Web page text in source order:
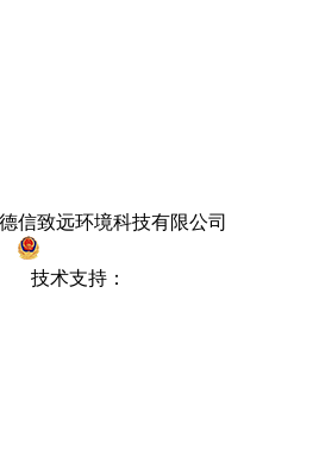
德信致远环境科技有限公司
技术支持：